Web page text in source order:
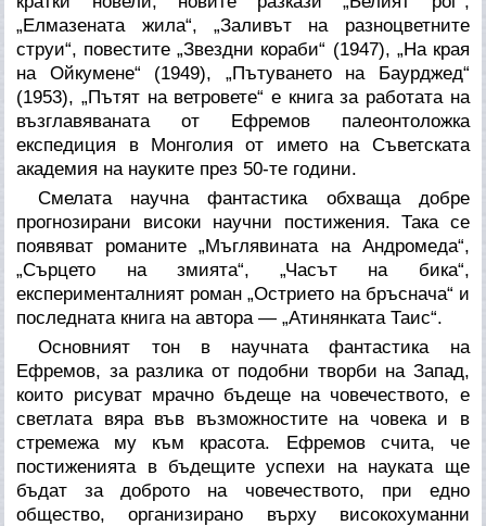
„Елмазената жила“, „Заливът на разноцветните
струи“, повестите „Звездни кораби“ (1947), „На края
на Ойкумене“ (1949), „Пътуването на Баурджед“
(1953), „Пътят на ветровете“ е книга за работата на
възглавяваната от Ефремов палеонтоложка
експедиция в Монголия от името на Съветската
академия на науките през 50-те години.
Смелата научна фантастика обхваща добре
прогнозирани високи научни постижения. Така се
появяват романите „Мъглявината на Андромеда“,
„Сърцето на змията“, „Часът на бика“,
експерименталният роман „Острието на бръснача“ и
последната книга на автора — „Атинянката Таис“.
Основният тон в научната фантастика на
Ефремов, за разлика от подобни творби на Запад,
които рисуват мрачно бъдеще на човечеството, е
светлата вяра във възможностите на човека и в
стремежа му към красота. Ефремов счита, че
постиженията в бъдещите успехи на науката ще
бъдат за доброто на човечеството, при едно
общество, организирано върху високохуманни